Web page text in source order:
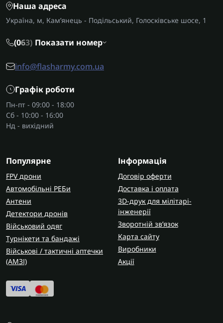
Наша адреса
Україна, м, Кам’янець - Подільський, Голосківське шосе, 1
(063) Показати номер
info@flasharmy.com.ua
Графік роботи
Пн-пт - 09:00 - 18:00
Сб - 10:00 - 16:00
Нд - вихідний
Популярне
FPV дрони
Автомобільні РЕБи
Антени
Детектори дронів
Військовий одяг
Турнікети та бандажі
Військові / тактичні аптечки
(AMЗІ)
Інформація
Договір оферти
Доставка і оплата
3D-друк для мілітарі-
інженерії
Зворотній зв’язок
Карта сайту
Виробники
Акції